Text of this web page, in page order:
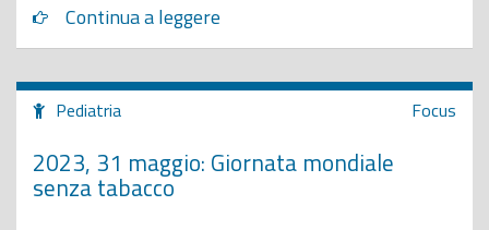
Continua a leggere
Pediatria Focus
2023, 31 maggio: Giornata mondiale
senza tabacco